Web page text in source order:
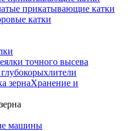
прикатывающие катки
катки
точного высева
Хранение и
машины